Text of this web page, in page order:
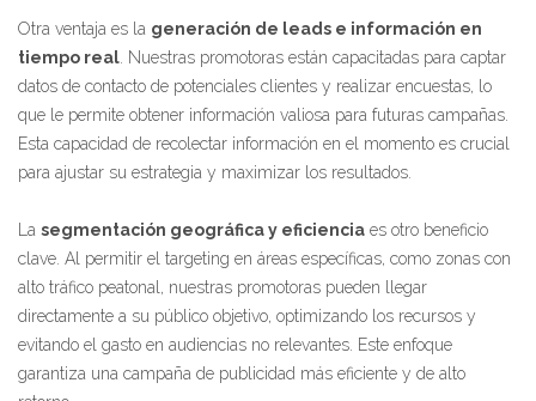
Otra ventaja es la generación de leads e información en
tiempo real . Nuestras promotoras están capacitadas para captar
datos de contacto de potenciales clientes y realizar encuestas, lo
que le permite obtener información valiosa para futuras campañas.
Esta capacidad de recolectar información en el momento es crucial
para ajustar su estrategia y maximizar los resultados.
La segmentación geográfica y eficiencia es otro beneficio
clave. Al permitir el targeting en áreas específicas, como zonas con
alto tráfico peatonal, nuestras promotoras pueden llegar
directamente a su público objetivo, optimizando los recursos y
evitando el gasto en audiencias no relevantes. Este enfoque
garantiza una campaña de publicidad más eficiente y de alto